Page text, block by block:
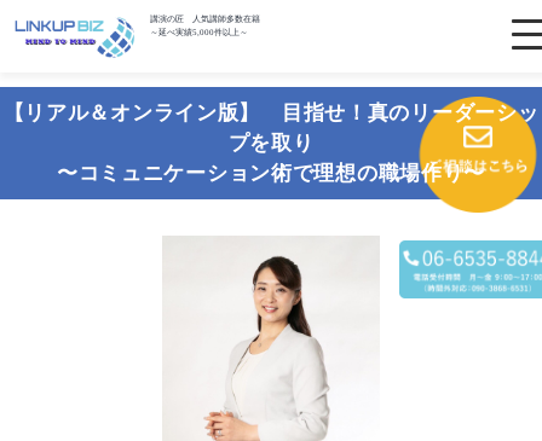
講演の匠 人気講師多数在籍
～延べ実績5,000件以上～
【リアル＆オンライン版】 目指せ！真のリーダーシッ
プを取り
〜コミュニケーション術で理想の職場作り〜